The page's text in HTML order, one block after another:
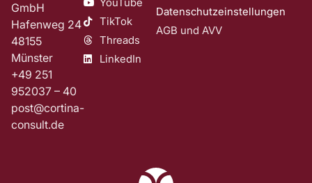
GmbH
Hafenweg 24
48155
Münster
+49 251
952037 – 40
post@cortina-
consult.de
TikTok
Threads
LinkedIn
Datenschutzeinstellungen
AGB und AVV